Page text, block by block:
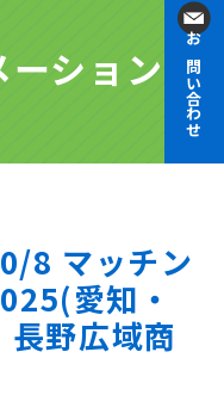
お問い合わせ
ション
8 マッチン
愛知・
野広域商